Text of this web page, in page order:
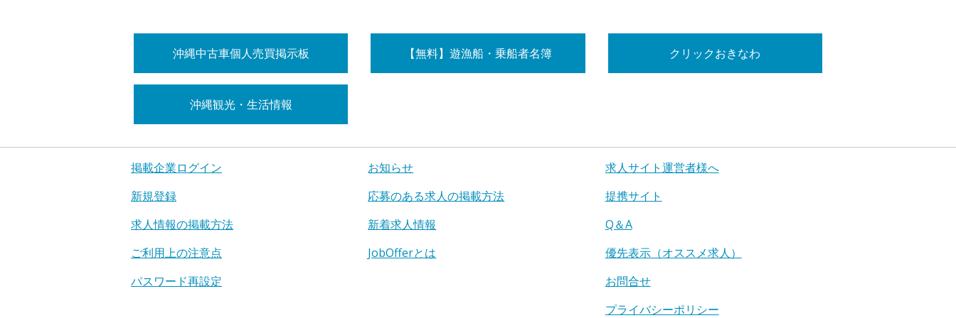
沖縄中古車個人売買掲示板 【無料】遊漁船・乗船者名簿 クリックおきなわ
沖縄観光・生活情報
掲載企業ログイン
新規登録
求人情報の掲載方法
ご利用上の注意点
パスワード再設定
お知らせ
応募のある求人の掲載方法
新着求人情報
JobOfferとは
求人サイト運営者様へ
提携サイト
Q＆A
優先表示（オススメ求人）
お問合せ
プライバシーポリシー